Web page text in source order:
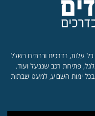
עלות, בדרכים ובבתים בשלל
פתיחת רכב שננעל ועוד.
24 שעות ביממה, בכל ימות השבוע, למעט שבתות